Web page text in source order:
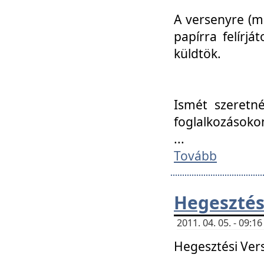
A versenyre
papírra
küldtök.
Ismét
...
Tovább
2011. 04. 05. -
Hegesztési